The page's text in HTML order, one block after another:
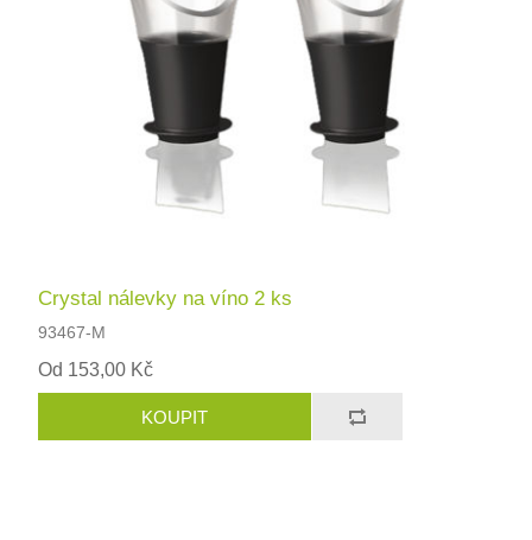
Crystal nálevky na víno 2 ks
93467-M
Od 153,00 Kč